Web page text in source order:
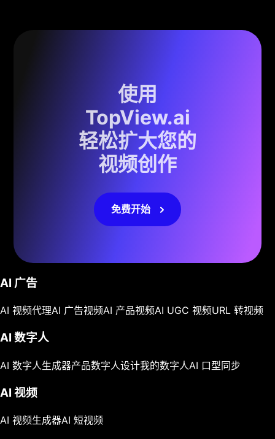
使用
TopView.ai
轻松扩大您的
视频创作
免费开始
AI 广告
AI 视频代理AI 广告视频AI 产品视频AI UGC 视频URL 转视频
AI 数字人
AI 数字人生成器产品数字人设计我的数字人AI 口型同步
AI 视频
AI 视频生成器AI 短视频